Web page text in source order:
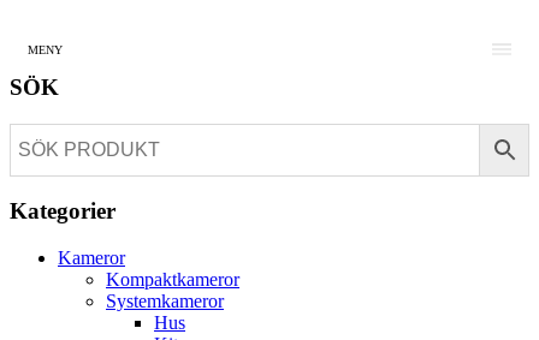
MENY
SÖK
Kategorier
Kameror
Kompaktkameror
Systemkameror
Hus